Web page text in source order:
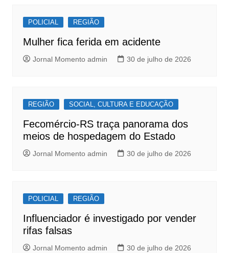
o
o
k
p
p
POLICIAL REGIÃO
Mulher fica ferida em acidente
Jornal Momento admin 30 de julho de 2026
REGIÃO SOCIAL, CULTURA E EDUCAÇÃO
Fecomércio-RS traça panorama dos
meios de hospedagem do Estado
Jornal Momento admin 30 de julho de 2026
POLICIAL REGIÃO
Influenciador é investigado por vender
rifas falsas
Jornal Momento admin 30 de julho de 2026